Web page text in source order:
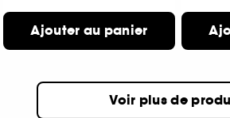
Ajouter au panier
Voir plus de